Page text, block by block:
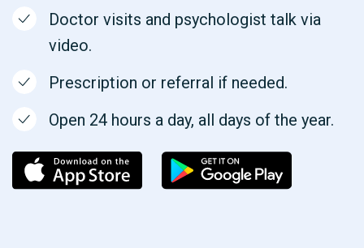
Doctor visits and psychologist talk via
video.
Prescription or referral if needed.
Open 24 hours a day, all days of the year.